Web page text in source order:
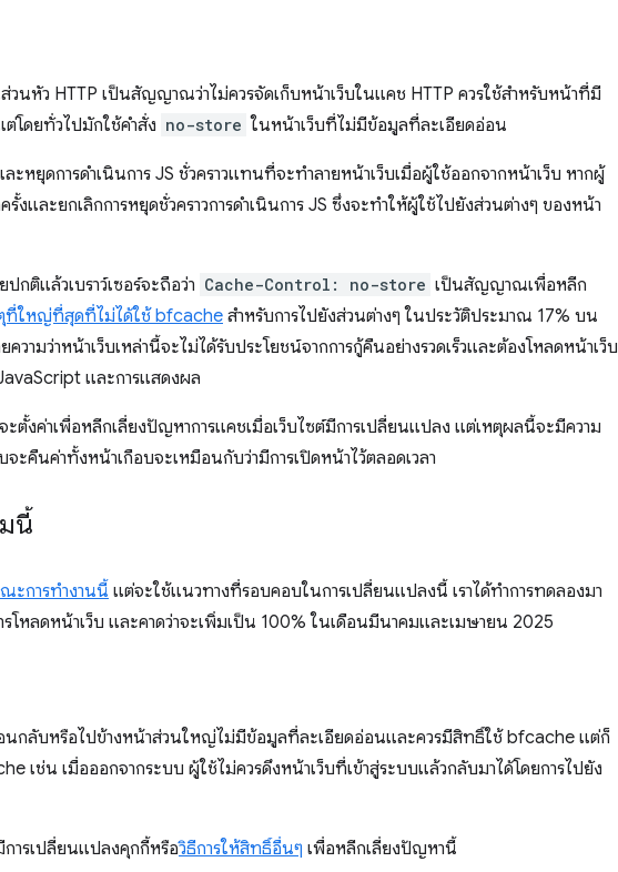
วนหัว HTTP เป็นสัญญาณว่าไม่ควรจัดเก็บหน้าเว็บในแคช HTTP ควรใช้สำหรับหน้าที่มี
โดยทั่วไปมักใช้คำสั่ง no-store ในหน้าเว็บที่ไม่มีข้อมูลที่ละเอียดอ่อน
ะหยุดการดำเนินการ JS ชั่วคราวแทนที่จะทำลายหน้าเว็บเมื่อผู้ใช้ออกจากหน้าเว็บ หากผู้
งและยกเลิกการหยุดชั่วคราวการดำเนินการ JS ซึ่งจะทําให้ผู้ใช้ไปยังส่วนต่างๆ ของหน้า
กติแล้วเบราว์เซอร์จะถือว่า Cache-Control: no-store เป็นสัญญาณเพื่อหลีก
ที่ใหญ่ที่สุดที่ไม่ได้ใช้ bfcache สำหรับการไปยังส่วนต่างๆ ในประวัติประมาณ 17% บน
มว่าหน้าเว็บเหล่านี้จะไม่ได้รับประโยชน์จากการกู้คืนอย่างรวดเร็วและต้องโหลดหน้าเว็บ
และการแสดงผล
จะตั้งค่าเพื่อหลีกเลี่ยงปัญหาการแคชเมื่อเว็บไซต์มีการเปลี่ยนแปลง แต่เหตุผลนี้จะมีความ
ะคืนค่าทั้งหน้าเกือบจะเหมือนกับว่ามีการเปิดหน้าไว้ตลอดเวลา
นี้
ะการทำงานนี้ แต่จะใช้แนวทางที่รอบคอบในการเปลี่ยนแปลงนี้ เราได้ทำการทดลองมา
โหลดหน้าเว็บ และคาดว่าจะเพิ่มเป็น 100% ในเดือนมีนาคมและเมษายน 2025
ย้อนกลับหรือไปข้างหน้าส่วนใหญ่ไม่มีข้อมูลที่ละเอียดอ่อนและควรมีสิทธิ์ใช้ bfcache แต่ก็
เช่น เมื่อออกจากระบบ ผู้ใช้ไม่ควรดึงหน้าเว็บที่เข้าสู่ระบบแล้วกลับมาได้โดยการไปยัง
ารเปลี่ยนแปลงคุกกี้หรือวิธีการให้สิทธิ์อื่นๆ เพื่อหลีกเลี่ยงปัญหานี้